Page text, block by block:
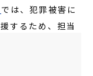
では、犯罪被害に
するため、担当